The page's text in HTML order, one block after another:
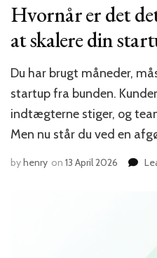
Hvornår er det
at skalere din
Du har brugt måneder,
startup fra bunden.
indtægterne stiger, og
Men nu står du ved en
byhenry on 13 April 2026